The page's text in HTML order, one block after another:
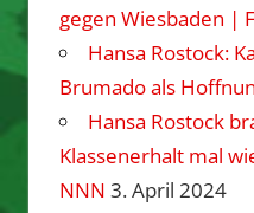
gegen Wiesbaden |
Hansa Rostock:
Brumado als
Hansa Rostock
Klassenerhalt mal
NNN 3. April 2024